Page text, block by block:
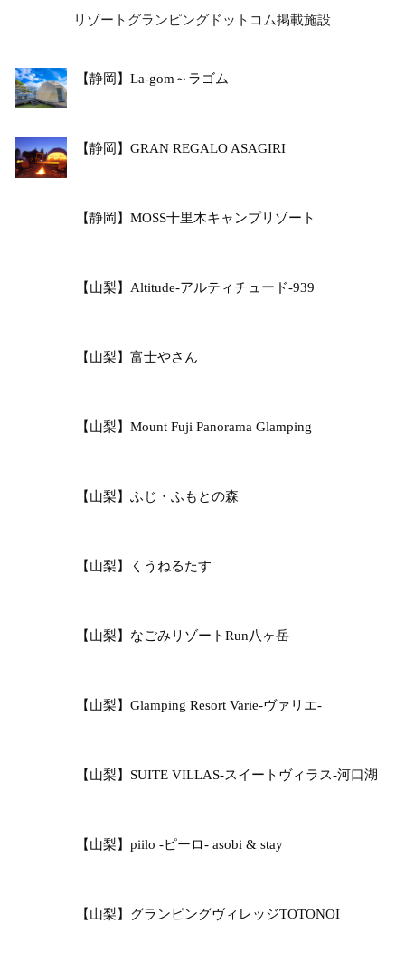
リゾートグランピングドットコム掲載施設
【静岡】La-gom～ラゴム
【静岡】GRAN REGALO ASAGIRI
【静岡】MOSS十里木キャンプリゾート
【山梨】Altitude-アルティチュード-939
【山梨】富士やさん
【山梨】Mount Fuji Panorama Glamping
【山梨】ふじ・ふもとの森
【山梨】くうねるたす
【山梨】なごみリゾートRun八ヶ岳
【山梨】Glamping Resort Varie-ヴァリエ-
【山梨】SUITE VILLAS-スイートヴィラス-河口湖
【山梨】piilo -ピーロ- asobi & stay
【山梨】グランピングヴィレッジTOTONOI